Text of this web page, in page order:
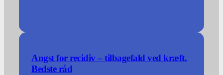
Angst for recidiv – tilbagefald ved kræft.
Bedste råd